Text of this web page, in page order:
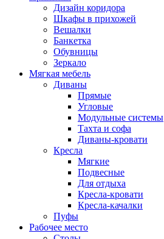
Дизайн коридора
Шкафы в прихожей
Вешалки
Банкетка
Обувницы
Зеркало
Мягкая мебель
Диваны
Прямые
Угловые
Модульные системы
Тахта и софа
Диваны-кровати
Кресла
Мягкие
Подвесные
Для отдыха
Кресла-кровати
Кресла-качалки
Пуфы
Рабочее место